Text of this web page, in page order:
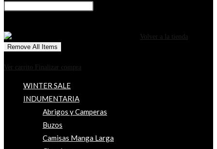
Volver a la tienda
Remove All Items
Ver carrito
Finalizar compra
WINTER SALE
INDUMENTARIA
Abrigos y Camperas
Buzos
Camisas Manga Larga